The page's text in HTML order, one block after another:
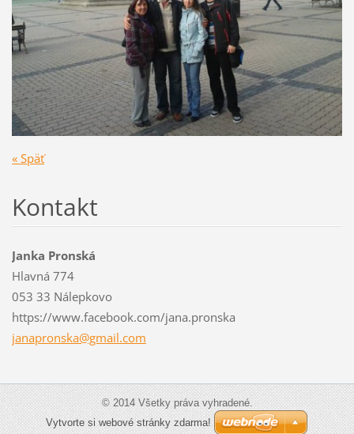
« Späť
Kontakt
Janka Pronská
Hlavná 774
053 33 Nálepkovo
https://www.facebook.com/jana.pronska
janapronska@gmail.com
© 2014 Všetky práva vyhradené.
Vytvorte si webové stránky zdarma!